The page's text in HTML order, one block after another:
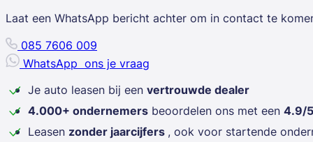
Laat een WhatsApp bericht achter om in contact te
085 7606 009
WhatsApp ons je vraag
Je auto leasen bij een vertrouwde dealer
4.000+ ondernemers beoordelen ons met een 4.9/5
Leasen zonder jaarcijfers , ook voor startende